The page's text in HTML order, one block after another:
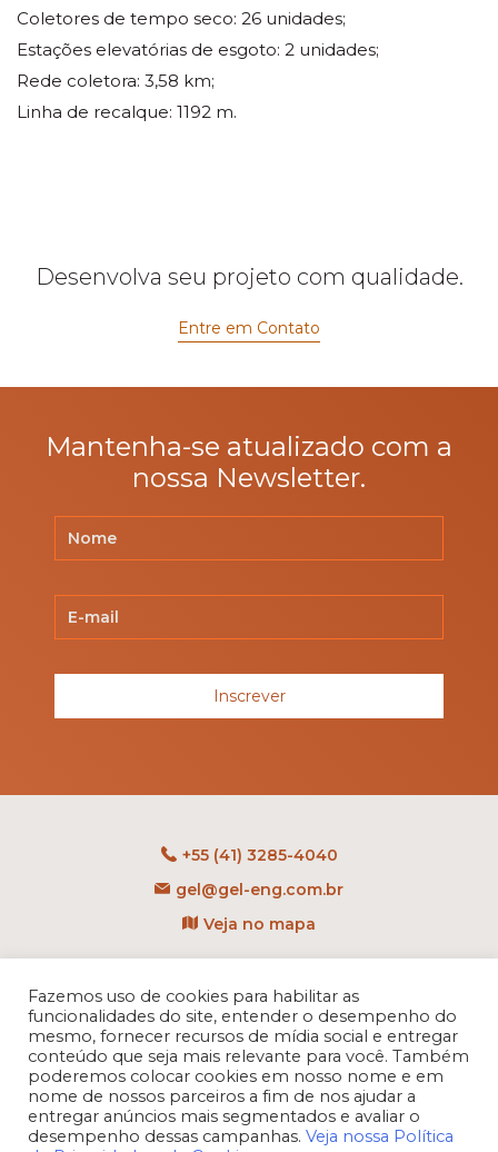
Coletores de tempo seco: 26 unidades;
Estações elevatórias de esgoto: 2 unidades;
Rede coletora: 3,58 km;
Linha de recalque: 1192 m.
Desenvolva seu projeto com qualidade.
Entre em Contato
Mantenha-se atualizado com a
nossa Newsletter.
Inscrever
+55 (41) 3285-4040
gel@gel-eng.com.br
Veja no mapa
CEP: 81290-060 - CIC
Curitiba - PR - Brasil
Fazemos uso de cookies para habilitar as
funcionalidades do site, entender o desempenho do
mesmo, fornecer recursos de mídia social e entregar
conteúdo que seja mais relevante para você. Também
poderemos colocar cookies em nosso nome e em
nome de nossos parceiros a fim de nos ajudar a
entregar anúncios mais segmentados e avaliar o
desempenho dessas campanhas. Veja nossa Política